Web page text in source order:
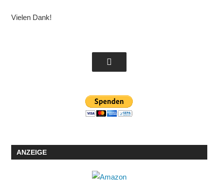
Vielen Dank!
ANZEIGE